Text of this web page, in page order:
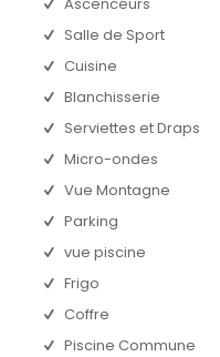
Salle de Sport
Cuisine
Blanchisserie
Serviettes et Draps
Micro-ondes
Vue Montagne
Parking
vue piscine
Frigo
Coffre
Piscine Commune